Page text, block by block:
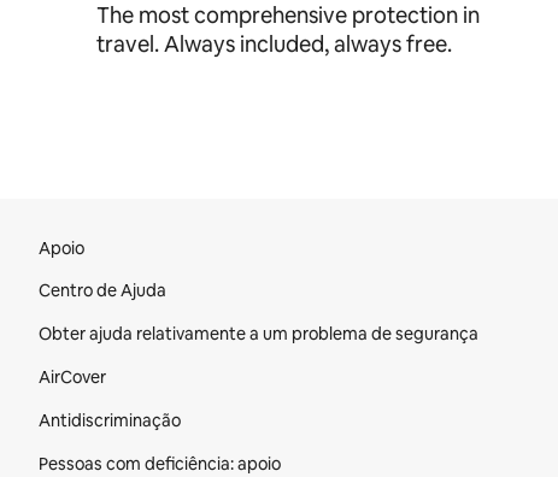
The most comprehensive protection in
travel. Always included, always free.
Apoio
Centro de Ajuda
Obter ajuda relativamente a um problema de segurança
AirCover
Antidiscriminação
Pessoas com deficiência: apoio